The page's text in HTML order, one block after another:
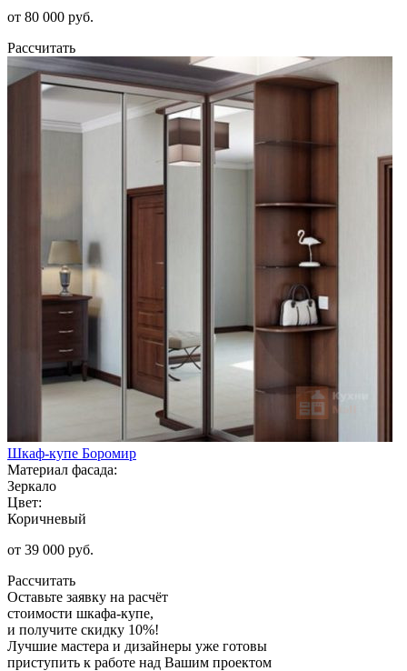
от 80 000 руб.
Рассчитать
Шкаф-купе Боромир
Материал фасада:
Зеркало
Цвет:
Коричневый
от 39 000 руб.
Рассчитать
Оставьте заявку на расчёт
стоимости шкафа-купе,
и получите скидку 10%!
Лучшие мастера и дизайнеры уже готовы
приступить к работе над Вашим проектом